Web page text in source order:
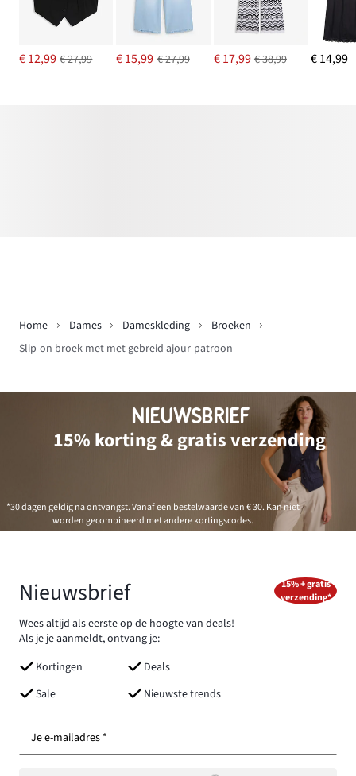
€ 12,99 € 27,99 € 15,99 € 27,99 € 17,99 € 38,99 € 14,99
Home Dames Dameskleding
Broeken
Slip-on broek met met gebreid ajour-patroon
NIEUWSBRIEF
15% korting & gratis verzending
*30 dagen geldig na ontvangst. Vanaf een bestelwaarde van € 30. Kan niet
worden gecombineerd met andere kortingscodes.
Nieuwsbrief
Wees altijd als eerste op de hoogte van deals!
Als je je aanmeldt, ontvang je:
Kortingen
Deals
Sale
Nieuwste trends
15% + gratis
verzending*
Je e-mailadres *